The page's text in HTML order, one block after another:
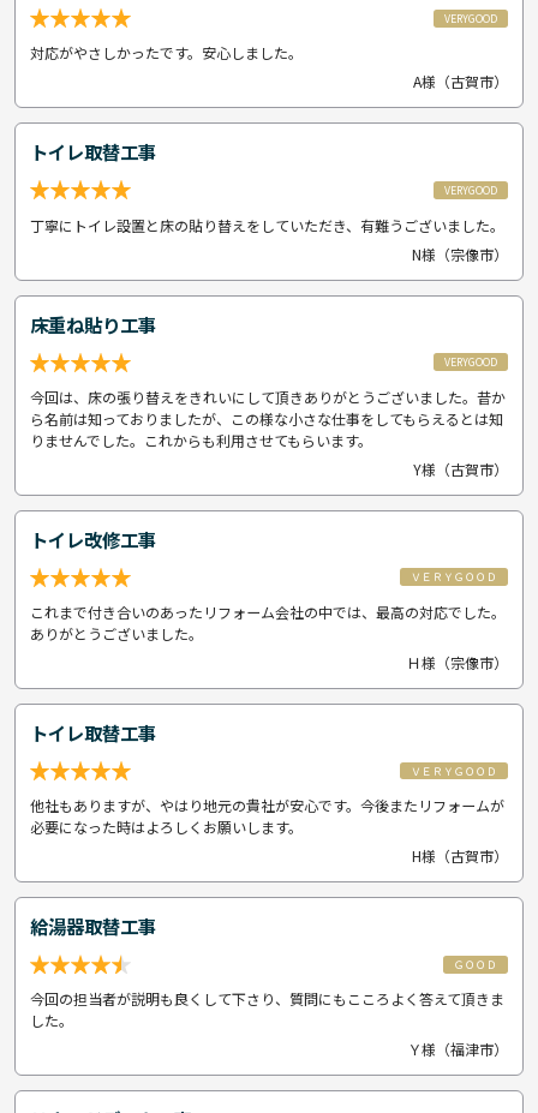
VERYGOOD
対応がやさしかったです。安心しました。
A様（古賀市）
トイレ取替工事
VERYGOOD
丁寧にトイレ設置と床の貼り替えをしていただき、有難うございました。
N様（宗像市）
床重ね貼り工事
VERYGOOD
今回は、床の張り替えをきれいにして頂きありがとうございました。昔か
ら名前は知っておりましたが、この様な小さな仕事をしてもらえるとは知
りませんでした。これからも利用させてもらいます。
Y様（古賀市）
トイレ改修工事
ＶＥＲＹＧＯＯＤ
これまで付き合いのあったリフォーム会社の中では、最高の対応でした。
ありがとうございました。
Ｈ様（宗像市）
トイレ取替工事
ＶＥＲＹＧＯＯＤ
他社もありますが、やはり地元の貴社が安心です。今後またリフォームが
必要になった時はよろしくお願いします。
H様（古賀市）
給湯器取替工事
ＧＯＯＤ
今回の担当者が説明も良くして下さり、質問にもこころよく答えて頂きま
した。
Ｙ様（福津市）